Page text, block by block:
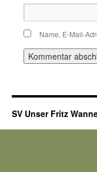
Name, E-Mail-
SV Unser Fritz